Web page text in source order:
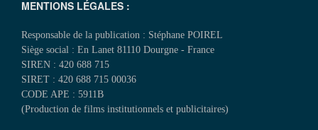
MENTIONS LÉGALES :
Responsable de la publication : Stéphane POIREL
Siège social : En Lanet 81110 Dourgne - France
SIREN : 420 688 715
SIRET : 420 688 715 00036
CODE APE : 5911B
(Production de films institutionnels et publicitaires)